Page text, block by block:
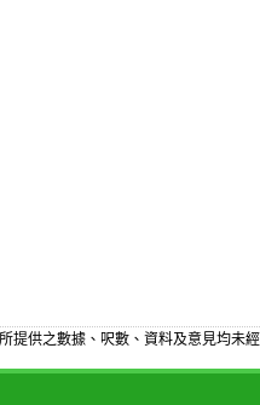
提供之數據、呎數、資料及意見均未